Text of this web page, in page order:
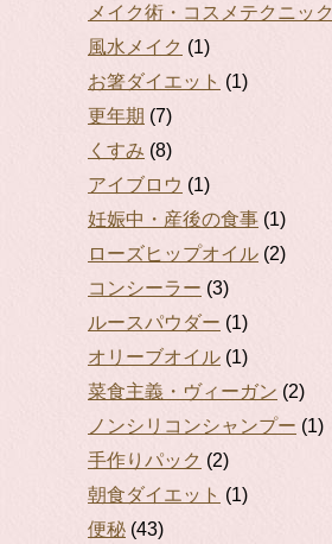
メイク術・コスメテクニック
風水メイク (1)
お箸ダイエット (1)
更年期 (7)
くすみ (8)
アイブロウ (1)
妊娠中・産後の食事 (1)
ローズヒップオイル (2)
コンシーラー (3)
ルースパウダー (1)
オリーブオイル (1)
菜食主義・ヴィーガン (2)
ノンシリコンシャンプー (1)
手作りパック (2)
朝食ダイエット (1)
便秘 (43)